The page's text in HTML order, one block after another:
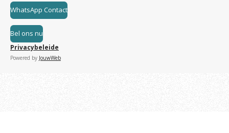
WhatsApp Contact
Bel ons nu
Privacybeleide
Powered by JouwWeb